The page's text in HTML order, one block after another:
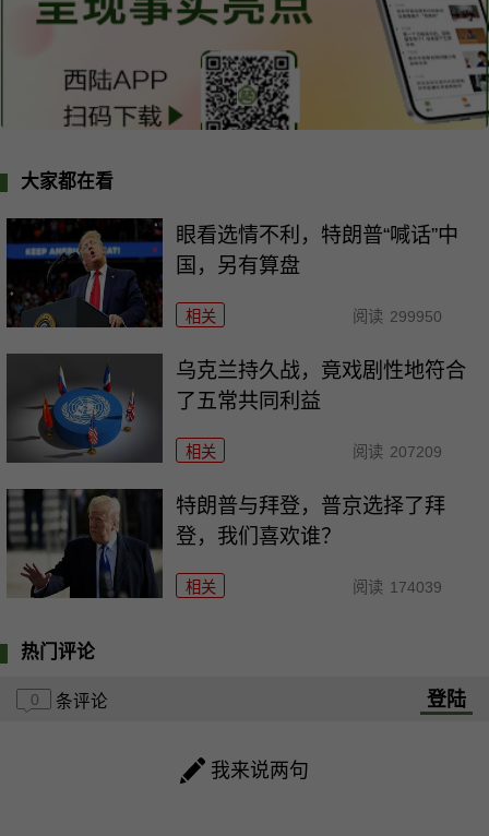
大家都在看
眼看选情不利，特朗普“喊话”中
国，另有算盘
相关 阅读 299950
乌克兰持久战，竟戏剧性地符合
了五常共同利益
相关 阅读 207209
特朗普与拜登，普京选择了拜
登，我们喜欢谁？
相关 阅读 174039
热门评论
0 条评论 登陆
我来说两句